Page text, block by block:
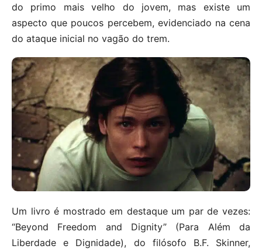
do primo mais velho do jovem, mas existe um
aspecto que poucos percebem, evidenciado na cena
do ataque inicial no vagão do trem.
Um livro é mostrado em destaque um par de vezes:
“Beyond Freedom and Dignity” (Para Além da
Liberdade e Dignidade), do filósofo B.F. Skinner,